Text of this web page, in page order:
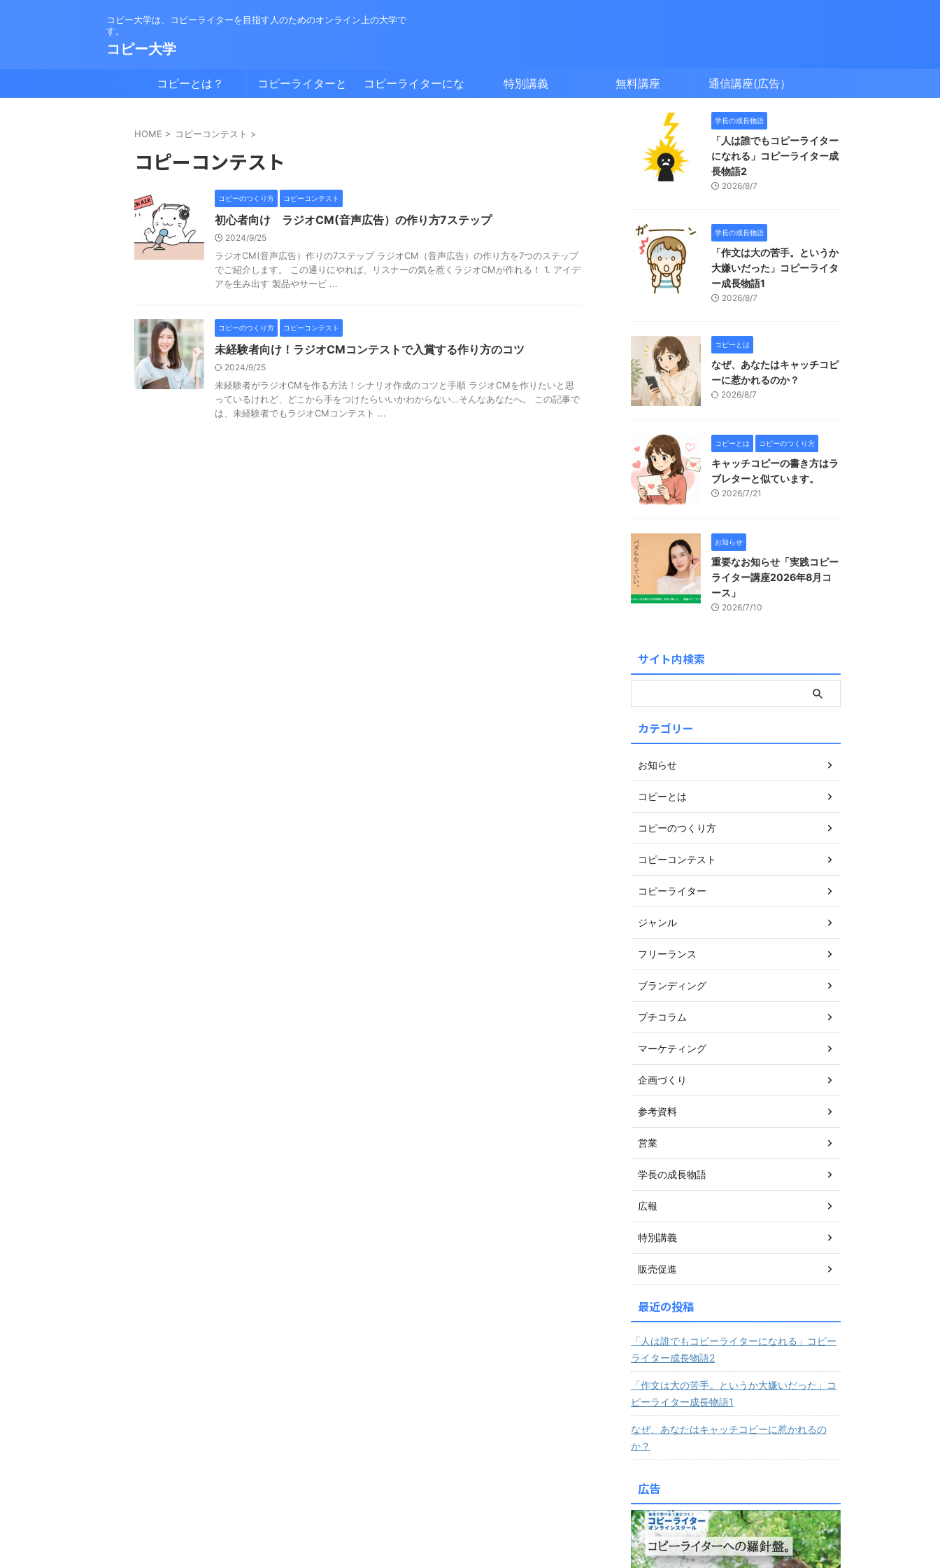
コピー大学は、コピーライターを目指す人のためのオンライン上の大学で
す。
コピー大学
コピーとは？
コピーライターと
コピーライターにな
特別講義 無料講座 通信講座(広告）
HOME > コピーコンテスト >
コピーコンテスト
コピーのつくり方 コピーコンテスト
初心者向け ラジオCM(音声広告）の作り方7ステップ
2024/9/25
ラジオCM(音声広告）作りの7ステップ ラジオCM（音声広告）の作り方を7つのステップ
でご紹介します。 この通りにやれば、リスナーの気を惹くラジオCMが作れる！ 1. アイデ
アを生み出す 製品やサービ ...
コピーのつくり方 コピーコンテスト
未経験者向け！ラジオCMコンテストで入賞する作り方のコツ
2024/9/25
未経験者がラジオCMを作る方法！シナリオ作成のコツと手順 ラジオCMを作りたいと思
っているけれど、どこから手をつけたらいいかわからない…そんなあなたへ。 この記事で
は、未経験者でもラジオCMコンテスト ...
学長の成長物語
「人は誰でもコピーライター
になれる」コピーライター成
長物語2
2026/8/7
学長の成長物語
「作文は大の苦手。というか
大嫌いだった」コピーライタ
ー成長物語1
2026/8/7
コピーとは
なぜ、あなたはキャッチコピ
ーに惹かれるのか？
2026/8/7
コピーとは コピーのつくり方
キャッチコピーの書き方はラ
ブレターと似ています。
2026/7/21
お知らせ
重要なお知らせ「実践コピー
ライター講座2026年8月コ
ース」
2026/7/10
サイト内検索
カテゴリー
お知らせ
コピーとは
コピーのつくり方
コピーコンテスト
コピーライター
ジャンル
フリーランス
ブランディング
プチコラム
マーケティング
企画づくり
参考資料
営業
学長の成長物語
広報
特別講義
販売促進
最近の投稿
「人は誰でもコピーライターになれる」コピー
ライター成長物語2
「作文は大の苦手。というか大嫌いだった」コ
ピーライター成長物語1
なぜ、あなたはキャッチコピーに惹かれるの
か？
広告